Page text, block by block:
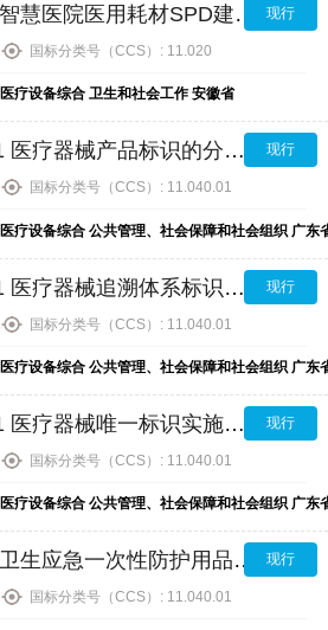
DB34/T 4242-2022 智慧医院医用耗材SPD建设指南
国标分类号（CCS）: 11.020
医疗设备综合 卫生和社会工作 安徽省
现行
DB4403/T 220-2021 医疗器械产品标识的分配规则
国标分类号（CCS）: 11.040.01
医疗设备综合 公共管理、社会保障和社会组织 广东
现行
DB4403/T 219-2021 医疗器械追溯体系标识设计及应用规范
国标分类号（CCS）: 11.040.01
医疗设备综合 公共管理、社会保障和社会组织 广东
现行
DB4403/T 218-2021 医疗器械唯一标识实施规范
国标分类号（CCS）: 11.040.01
医疗设备综合 公共管理、社会保障和社会组织 广东
现行
DB12/T 1068-2021 卫生应急一次性防护用品使用规范
国标分类号（CCS）: 11.040.01
现行